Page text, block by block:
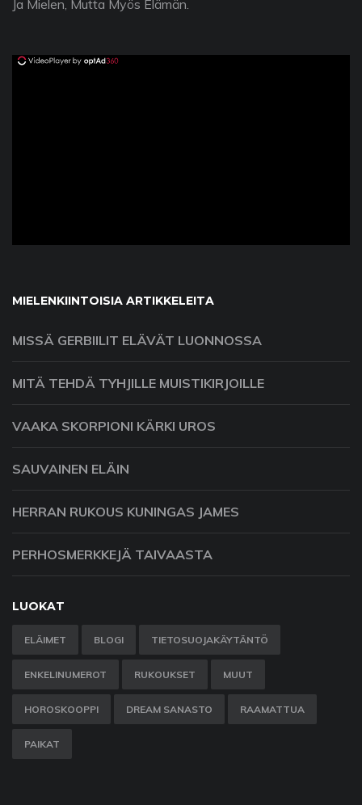
Ja Mielen, Mutta Myös Elämän.
MIELENKIINTOISIA ARTIKKELEITA
MISSÄ GERBIILIT ELÄVÄT LUONNOSSA
MITÄ TEHDÄ TYHJILLE MUISTIKIRJOILLE
VAAKA SKORPIONI KÄRKI UROS
SAUVAINEN ELÄIN
HERRAN RUKOUS KUNINGAS JAMES
PERHOSMERKKEJÄ TAIVAASTA
LUOKAT
ELÄIMET BLOGI TIETOSUOJAKÄYTÄNTÖ
ENKELINUMEROT RUKOUKSET MUUT
HOROSKOOPPI DREAM SANASTO RAAMATTUA
PAIKAT